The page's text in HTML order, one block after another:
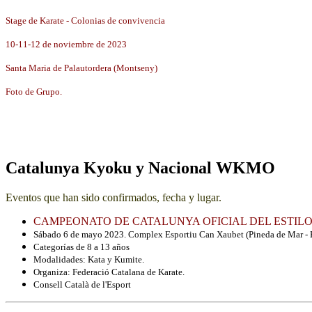
Stage de Karate - Colonias de convivencia
10-11-12 de noviembre de 2023
Santa Maria de Palautordera (Montseny)
Foto de Grupo.
Catalunya Kyoku y Nacional WKMO
Eventos que han sido confirmados, fecha y lugar.
CAMPEONATO DE CATALUNYA OFICIAL DEL
Sábado 6 de mayo 2023. Complex Esportiu Can Xaubet (Pineda de Mar -
Categorías de 8 a 13 años
Modalidades: Kata y Kumite.
Organiza: Federació Catalana de Karate.
Consell Català de l'Esport